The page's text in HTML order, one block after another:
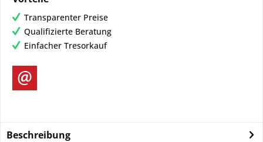
Transparenter Preise
Qualifizierte Beratung
Einfacher Tresorkauf
Beschreibung